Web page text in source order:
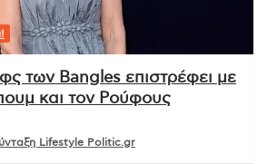
των Bangles επιστρέφει με
και τον Ρούφους
Lifestyle Politic.gr